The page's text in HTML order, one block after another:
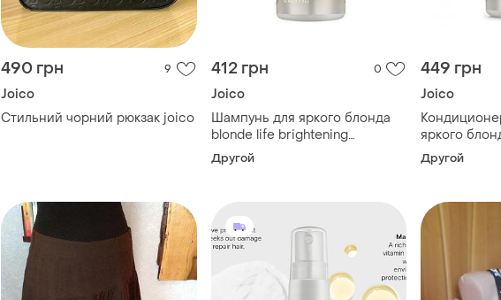
490 грн 9
Joico
Стильний чорний рюкзак joico
412 грн 0
Joico
Шампунь для яркого блонда
blonde life brightening
shampoo joico 50мл
Другой
449 грн
Joico
яркого
brightening
50мл
Другой